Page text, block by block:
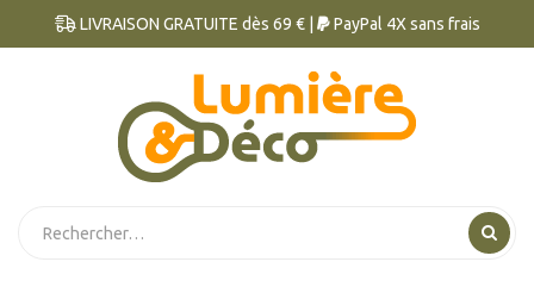
LIVRAISON GRATUITE dès 69 € | PayPal 4X sans frais